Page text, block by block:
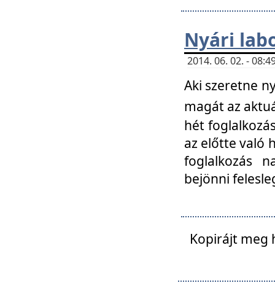
Nyári
2014. 06. 02. -
Aki szeretne
magát az
hét
az előtte való
foglalkozás
bejönni
Kopirájt meg